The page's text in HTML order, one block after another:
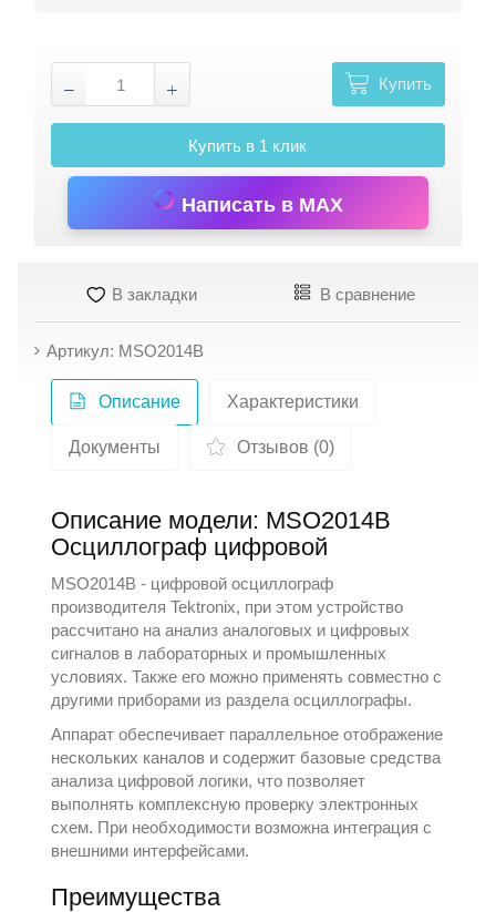
Купить
Купить в 1 клик
Написать в MAX
В закладки В сравнение
Артикул: MSO2014B
Описание Характеристики
Документы Отзывов (0)
Описание модели: MSO2014B
Осциллограф цифровой
MSO2014B - цифровой осциллограф
производителяTektronix, при этом устройство
рассчитано на анализ аналоговых и цифровых
сигналов в лабораторных и промышленных
условиях. Также его можно применять совместно с
другими приборами из разделаосциллографы.
Аппарат обеспечивает параллельное отображение
нескольких каналов и содержит базовые средства
анализа цифровой логики, что позволяет
выполнять комплексную проверку электронных
схем. При необходимости возможна интеграция с
внешними интерфейсами.
Преимущества